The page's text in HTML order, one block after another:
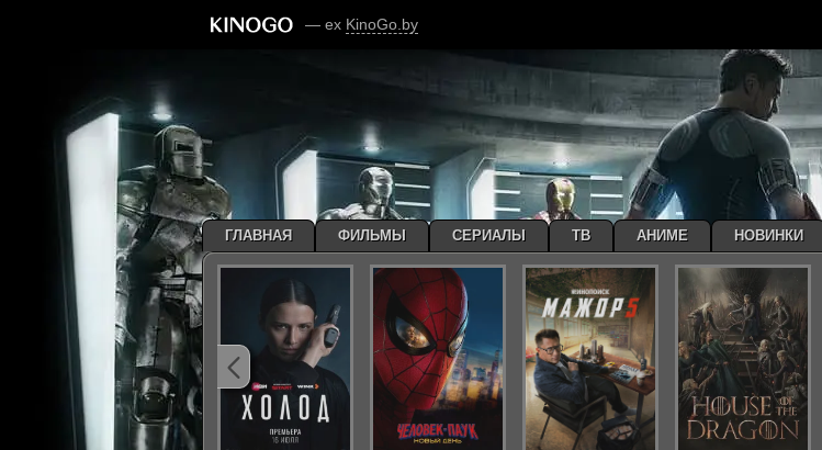
— ex KinoGo.by
ГЛАВНАЯ ФИЛЬМЫ СЕРИАЛЫ ТВ АНИМЕ НОВИНКИ